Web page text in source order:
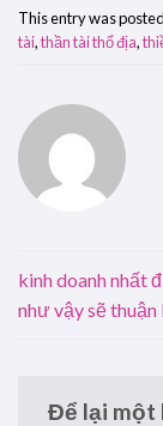
This entry was
tài,thần tài thổ địa,
kinh doanh nhất
như vậy sẽ
Để lại một